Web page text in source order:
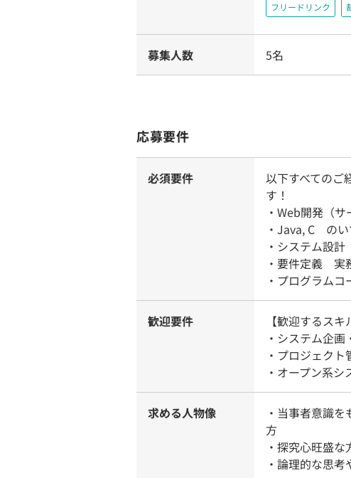
フリードリンク
募集人数 5名
応募要件
必須要件
以下すべてのご
す！
・Web開発（
・Java, C の
・システム設
・要件定義 実
・プログラム
歓迎要件
【歓迎するスキ
・システム企
・プロジェク
・オープン系
求める人物像
・当事者意識
方
・探究心旺盛な
・論理的な思